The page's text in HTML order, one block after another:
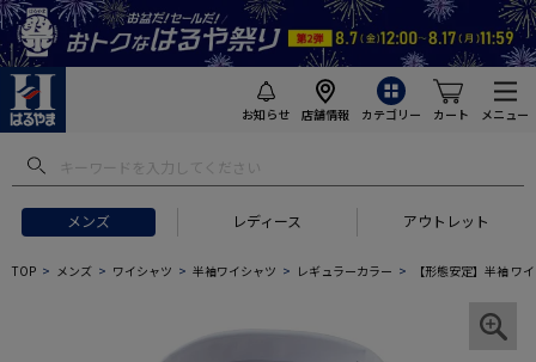
お知らせ 店舗情報 カテゴリー カート メニュー
メンズ レディース アウトレット
TOP メンズ ワイシャツ 半袖ワイシャツ レギュラーカラー 【形態安定】半袖 ワ